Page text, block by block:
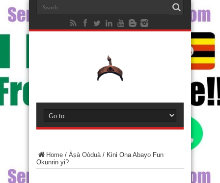
Home / Àṣà Oòduà/ Kini Ona Abayo Fun
Okunrin yi?